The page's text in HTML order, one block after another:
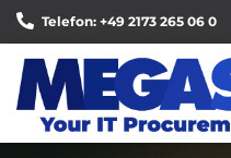
Telefon: +49 2173 265 06 0